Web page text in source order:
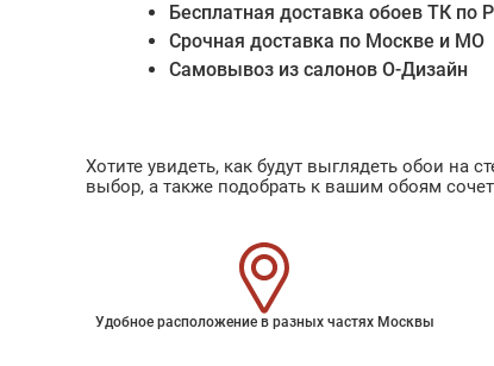
Бесплатная доставка обоев ТК по
Срочная доставка по Москве и МО
Самовывоз из салонов О-Дизайн
Хотите увидеть, как будут выглядеть обои
выбор, а также подобрать к вашим обоям
Удобное расположение в разных частях Москвы